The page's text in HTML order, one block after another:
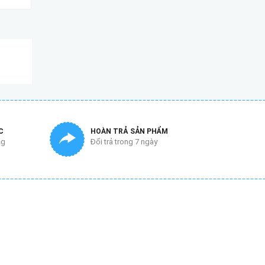
HOÀN TRẢ SẢN PHẨM
Đổi trả trong 7 ngày